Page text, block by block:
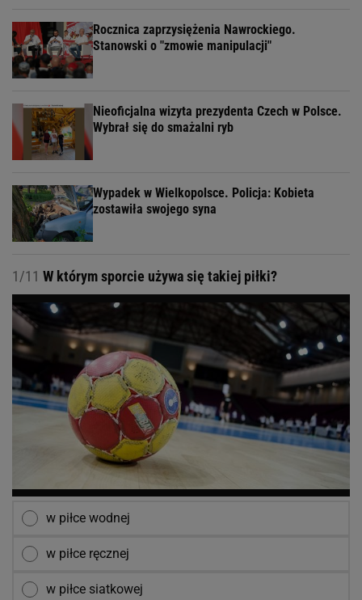
Rocznica zaprzysiężenia Nawrockiego.
Stanowski o "zmowie manipulacji"
Nieoficjalna wizyta prezydenta Czech w Polsce.
Wybrał się do smażalni ryb
Wypadek w Wielkopolsce. Policja: Kobieta
zostawiła swojego syna
1/11 W którym sporcie używa się takiej piłki?
w piłce wodnej
w piłce ręcznej
w piłce siatkowej